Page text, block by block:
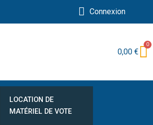
Connexion
0,00 €
LOCATION DE
MATÉRIEL DE VOTE